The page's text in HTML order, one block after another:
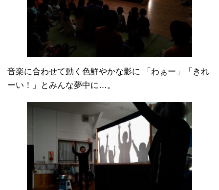
音楽に合わせて動く色鮮やかな影に 「わぁー」「きれ
ーい！」とみんな夢中に…。